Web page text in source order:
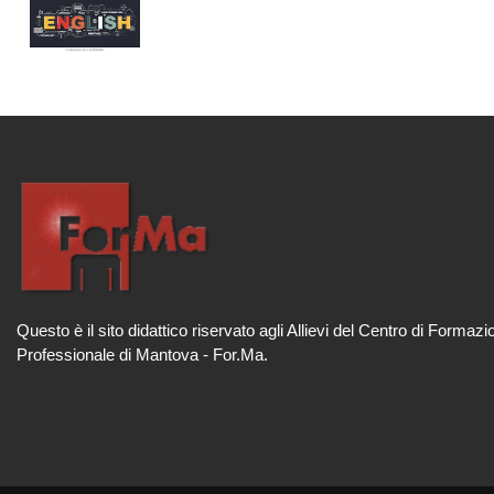
Questo è il sito didattico riservato agli Allievi del Centro di
Professionale di Mantova - For.Ma.